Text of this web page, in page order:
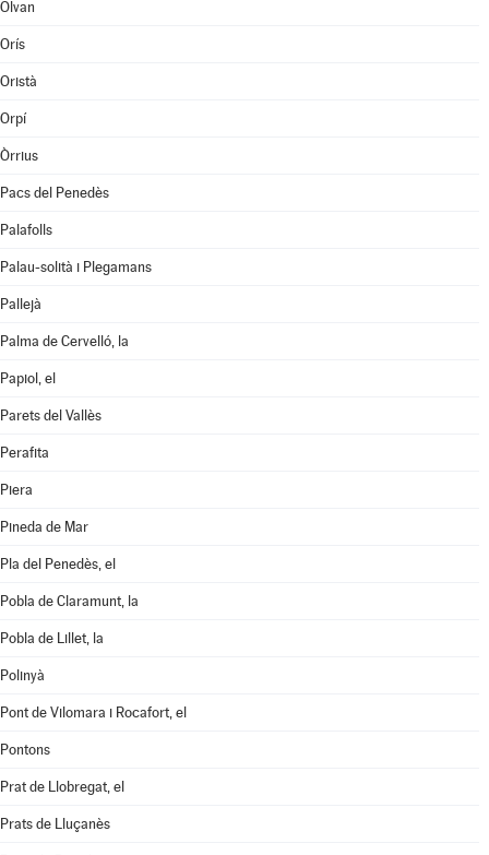
Olvan
Orís
Oristà
Orpí
Òrrius
Pacs del Penedès
Palafolls
Palau-solità i Plegamans
Pallejà
Palma de Cervelló, la
Papiol, el
Parets del Vallès
Perafita
Piera
Pineda de Mar
Pla del Penedès, el
Pobla de Claramunt, la
Pobla de Lillet, la
Polinyà
Pont de Vilomara i Rocafort, el
Pontons
Prat de Llobregat, el
Prats de Lluçanès